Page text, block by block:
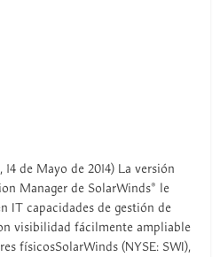
de Mayo de 2014) La versión
Manager de SolarWinds® le
IT capacidades de gestión de
visibilidad fácilmente ampliable
físicosSolarWinds (NYSE: SWI),